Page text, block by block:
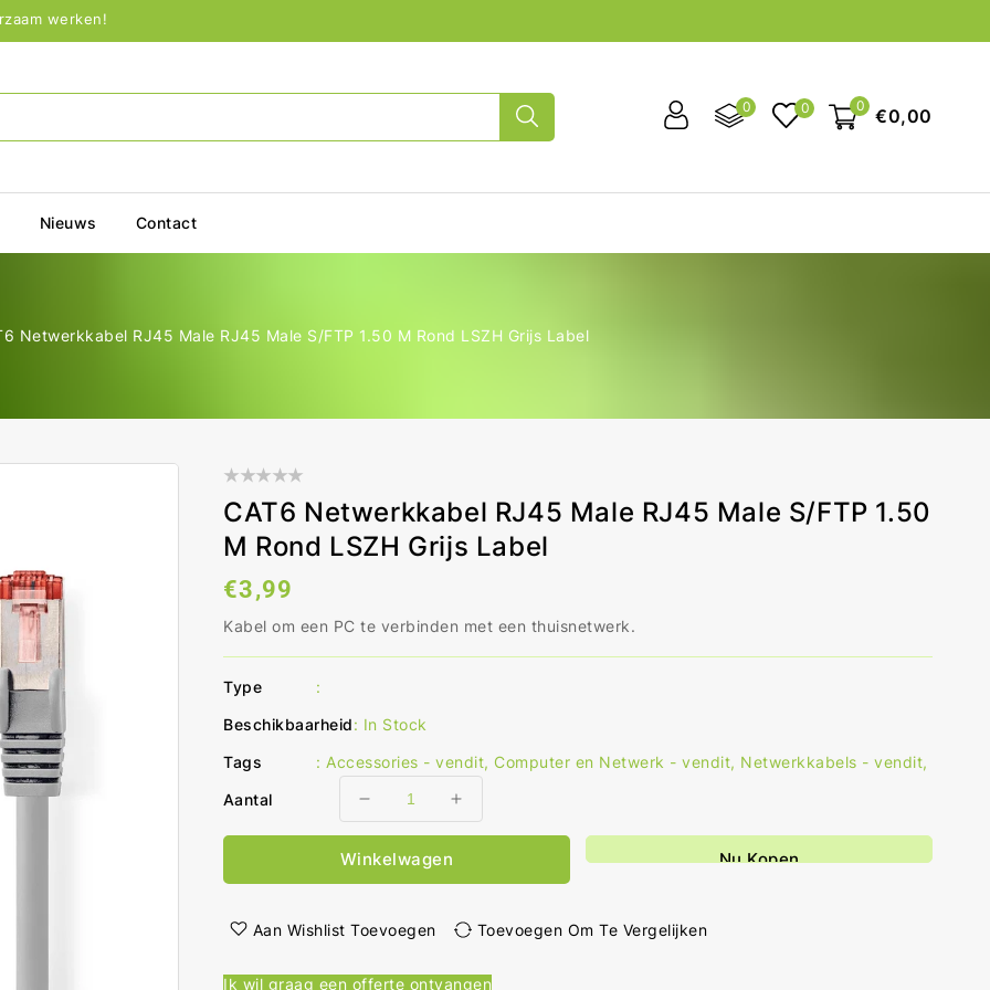
werken!
0 0 €0,00
0
Nieuws Contact
Netwerkkabel RJ45 Male RJ45 Male S/FTP 1.50 M Rond LSZH Grijs Label
CAT6 Netwerkkabel RJ45 Male RJ45 Male S/FTP 1.50
M Rond LSZH Grijs Label
Normale
prijs
€3,99
Kabel om een PC te verbinden met een thuisnetwerk.
Type
:
Beschikbaarheid: In Stock
Tags
: Accessories - vendit, Computer en Netwerk - vendit, Netwerkkabels - vendit,
Aantal
Aantal
verlagen
voor
CAT6
RJ45
RJ45
Aantal
verhogen
CAT6
RJ45
RJ45
Winkelwagen Nu Kopen
Aan Wishlist Toevoegen Toevoegen Om Te Vergelijken
Ik wil graag een offerte ontvangen